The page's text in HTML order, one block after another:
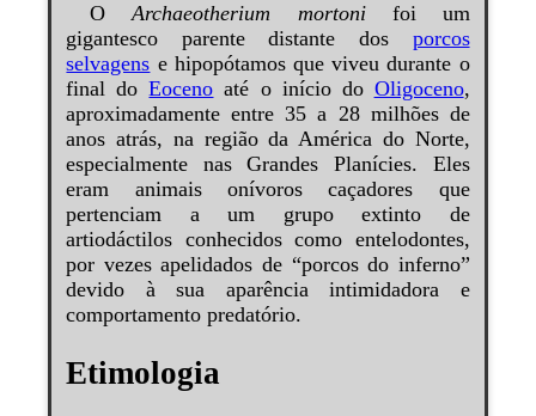
OArchaeotherium mortonifoi um
gigantesco parente distante dos porcos
selvagens e hipopótamos que viveu durante o
final doEoceno até o início do Oligoceno,
aproximadamente entre 35 a 28 milhões de
anos atrás, na região da América do Norte,
especialmente nas Grandes Planícies. Eles
eram animais onívoros caçadores que
pertenciam a um grupo extinto de
artiodáctilos conhecidos como entelodontes,
por vezes apelidados de “porcos do inferno”
devido à sua aparência intimidadora e
comportamento predatório.
Etimologia